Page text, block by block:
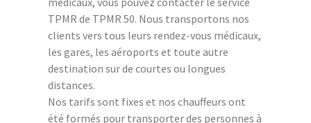
TPMR de TPMR 50. Nous transportons nos
clients vers tous leurs rendez-vous médicaux,
les gares, les aéroports et toute autre
destination sur de courtes ou longues
distances.
Nos tarifs sont fixes et nos chauffeurs ont
été formés pour transporter des personnes à